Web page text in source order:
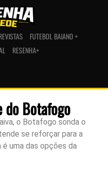
FUTEBOL BAIANO +
RESENHA+
Botafogo
o Botafogo sonda o
se reforçar para a
é uma das opções da